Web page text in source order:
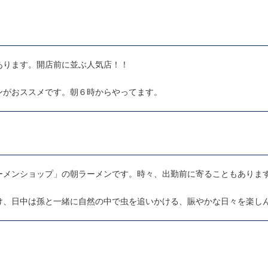
ます。開店前に並ぶ人気店！！
おススメです。朝６時からやってます。
ンショップ」の朝ラーメンです。時々、出勤前に寄ることもあり
日中は孫と一緒に自然の中で虫を追いかける、賑やかな日々を楽し